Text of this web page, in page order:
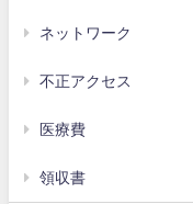
ネットワーク
不正アクセス
医療費
領収書